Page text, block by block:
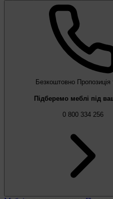
Безкоштовно
Підберемо меблі під
0 800 334 256